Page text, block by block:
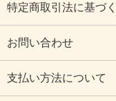
特定商取引法に基づ
お問い合わせ
支払い方法について